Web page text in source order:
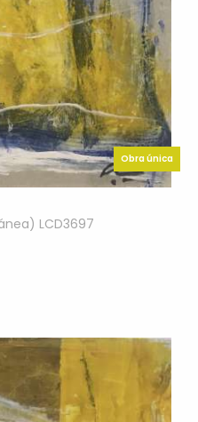
Obra única
LCD3697